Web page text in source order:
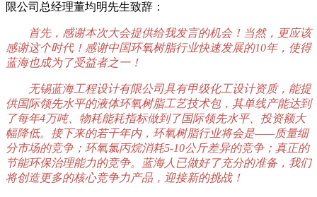
限公司总经理董均明先生致辞：
首先，感谢本次大会提供给我发言的机会！当然，更应该
感谢这个时代！感谢中国环氧树脂行业快速发展的10年，使得
蓝海也成为了受益者之一！
无锡蓝海工程设计有限公司具有甲级化工设计资质，能提
供国际领先水平的液体环氧树脂工艺技术包，其单线产能达到
了每年4万吨、物耗能耗指标做到了国际领先水平、投资额大
幅降低。接下来的若干年内，环氧树脂行业将会是——质量细
分市场的竞争；环氧氯丙烷消耗5-10公斤差异的竞争；真正的
节能环保治理能力的竞争。蓝海人已做好了充分的准备，我们
将创造更多的核心竞争力产品，迎接新的挑战！